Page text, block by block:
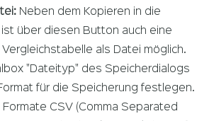
Neben dem Kopieren in die
über diesen Button auch eine
als Datei möglich.
"Dateityp" des Speicherdialogs
für die Speicherung festlegen.
Formate CSV (Comma Separated